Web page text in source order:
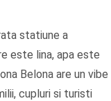
statiune a
este lina, apa este
Belona are un vibe
cupluri si turisti